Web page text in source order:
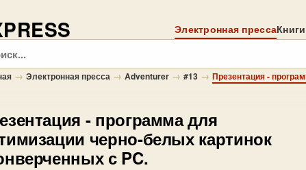
Электронная прессаКниги
→ Электронная пресса → Adventurer → #13 →
- программа для
черно-белых картинок
с PC.